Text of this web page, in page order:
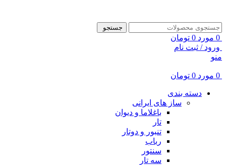
جستجو
0 مورد 0 تومان
ورود / ثبت نام
منو
0 مورد 0 تومان
دسته بندی
ساز های ایرانی
باغلاما و دیوان
تار
تنبور و دوتار
رباب
سنتور
سه تار